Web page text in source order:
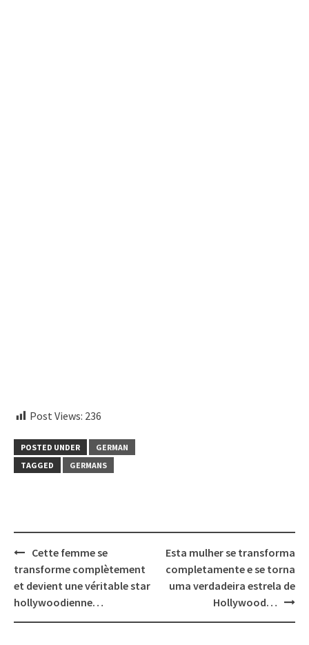
Post Views: 236
POSTED UNDER
GERMAN
TAGGED
GERMANS
Post
navigation
Cette femme se
transforme complètement
et devient une véritable star
hollywoodienne…
Esta mulher se transforma
completamente e se torna
uma verdadeira estrela de
Hollywood…